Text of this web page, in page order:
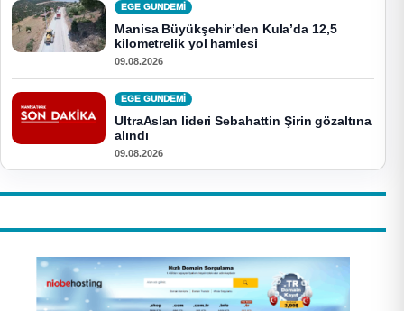
EGE GUNDEMİ
Manisa Büyükşehir’den Kula’da 12,5
kilometrelik yol hamlesi
09.08.2026
EGE GUNDEMİ
UltraAslan lideri Sebahattin Şirin gözaltına
alındı
09.08.2026